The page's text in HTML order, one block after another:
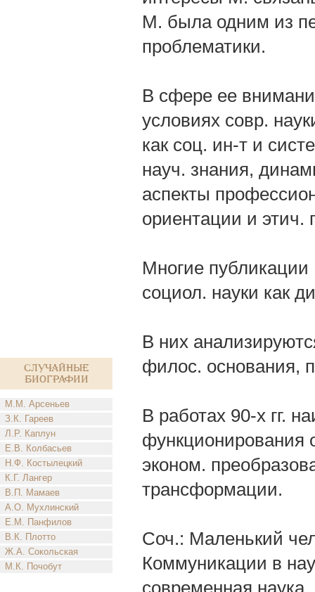
Случайные
биографии
М.М. Арсеньев
З.К. Гареев
Л.Р. Каплун
Е.В. Колбасьев
Н.Ф. Костылецкий
К.Г. Лангер
В.П. Мамаев
А.О. Мухлинский
Е.М. Панфилов
В.К. Плотто
Ж.А. Сокольская
М.К. Почобут
М. была одним из
проблематики.
В сфере ее
условиях совр.
как соц. ин-т и
науч. знания,
аспекты
ориентации и этич.
Многие
социол. науки как
В них
филос. основания,
В работах 90-х гг.
функционирования
эконом.
трансформации.
Соч.: Маленький
Коммуникации в
современная